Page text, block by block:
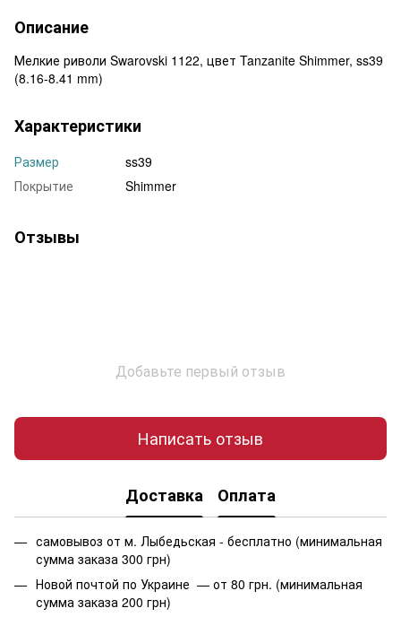
Описание
Мелкие риволи Swarovski 1122, цвет Tanzanite Shimmer, ss39
(8.16-8.41 mm)
Характеристики
Размер
ss39
Покрытие
Shimmer
Отзывы
Добавьте первый отзыв
Написать отзыв
Доставка Оплата
самовывоз от м. Лыбедьская - бесплатно (минимальная
сумма заказа 300 грн)
Новой почтой по Украине — от 80 грн. (минимальная
сумма заказа 200 грн)